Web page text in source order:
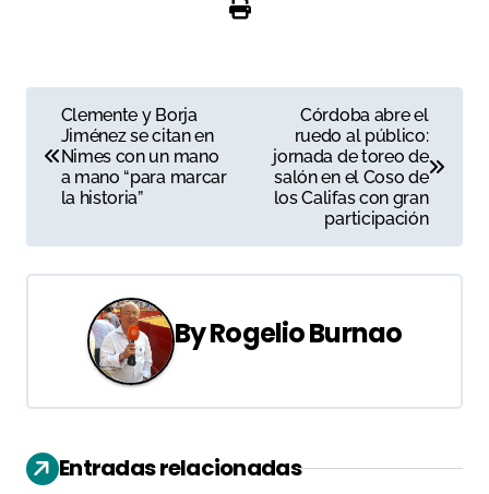
a
e
g
i
ó
Clemente y Borja
Jiménez se citan en
Nimes con un mano
a mano “para marcar
la historia”
Córdoba abre el
ruedo al público:
jornada de toreo de
salón en el Coso de
los Califas con gran
participación
ByRogelio Burnao
Entradas relacionadas